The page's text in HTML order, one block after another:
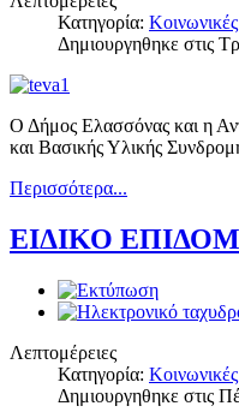
Κατηγορία:
Δημιουργηθηκε στις
Ο Δήμος Ελασσόνας και η
και Βασικής Υλικής
Περισσότερα...
ΕΙΔΙΚΟ
Λεπτομέρειες
Κατηγορία:
Δημιουργηθηκε στις